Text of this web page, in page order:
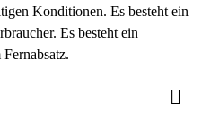
Konditionen. Es besteht ein
Es besteht ein